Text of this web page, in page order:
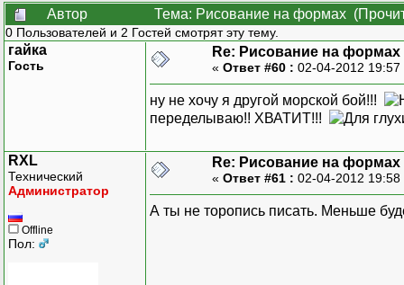
Автор
Тема: Рисование на формах
0 Пользователей и 2 Гостей смотрят эту тему.
гайка
Гость
Re: Рисование на формах
« Ответ #60 : 02-04-2012
ну не хочу я другой морской бой!!!
переделываю!! ХВАТИТ!!!
RXL
Технический
Администратор
Offline
Пол:
Re: Рисование на формах
« Ответ #61 : 02-04-2012
А ты не торопись писать. Меньше